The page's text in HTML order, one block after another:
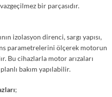
bir parçasıdır.
izolasyon direnci, sargı yapısı,
parametrelerini ölçerek motorun
Bu cihazlarla motor arızaları
bakım yapılabilir.
;